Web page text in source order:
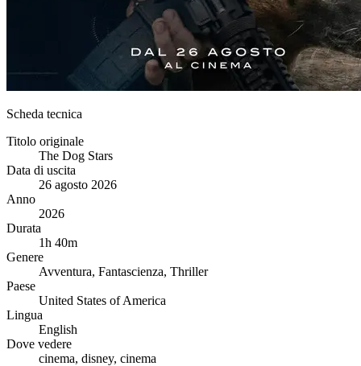
Scheda tecnica
Titolo originale
The Dog Stars
Data di uscita
26 agosto 2026
Anno
2026
Durata
1h 40m
Genere
Avventura, Fantascienza, Thriller
Paese
United States of America
Lingua
English
Dove vedere
cinema, disney, cinema